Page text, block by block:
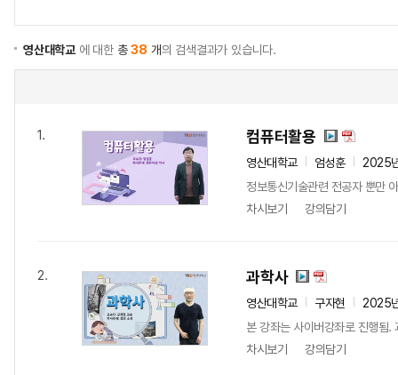
영산대학교 에 대한 총38 개의 검색결과가 있습니다.
1. 컴퓨터활용
영산대학교 엄성훈
2025
정보통신기술관련 전공자 뿐만
차시보기
강의담기
2. 과학사
영산대학교 구자현
2025
본 강좌는 사이버강좌로 진행됨.
차시보기
강의담기